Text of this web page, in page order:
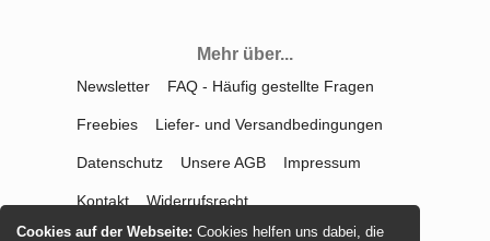
Cookies auf der Webseite:Cookies helfen uns dabei, die
Mehr über...
Newsletter FAQ - Häufig gestellte Fragen
Freebies Liefer- und Versandbedingungen
Datenschutz Unsere AGB Impressum
Kontakt Widerrufsrecht